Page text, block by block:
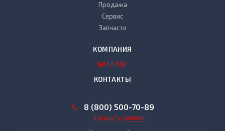
Продажа
Сервис
Запчасти
КОМПАНИЯ
КАТАЛОГ
КОНТАКТЫ
8 (800) 500-70-89
Заказать звонок